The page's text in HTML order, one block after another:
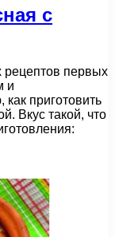
с
рецептов первых
и
приготовить
Вкус такой, что